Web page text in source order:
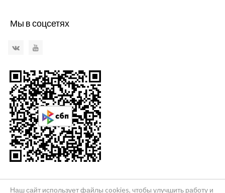
Мы в соцсетях
Наш сайт использует файлы cookies, чтобы улучшить работу и